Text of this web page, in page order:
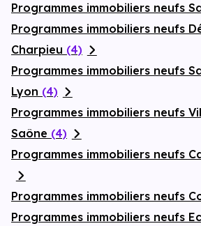
Programmes immobiliers neufs
Programmes immobiliers neufs
Charpieu (4)
Programmes immobiliers neufs
Lyon (4)
Programmes immobiliers neufs
Saône (4)
Programmes immobiliers neufs
Programmes immobiliers neufs
Programmes immobiliers neufs